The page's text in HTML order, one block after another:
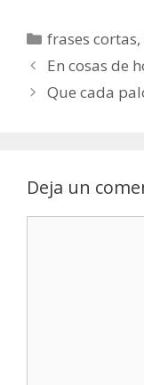
Categorías
frases cortas,
En cosas de
Que cada
Deja un